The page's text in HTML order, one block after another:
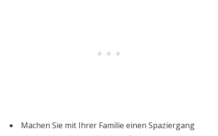
Machen Sie mit Ihrer Familie einen Spaziergang